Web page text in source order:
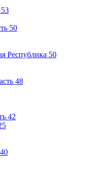
53
50
Республика 50
48
42
40